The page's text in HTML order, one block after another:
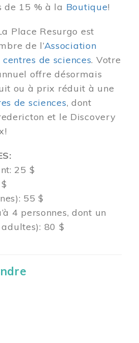
de 15 % à la Boutique!
Place Resurgo est
de l’Association
de sciences. Votre
offre désormais
ou à prix réduit à une
de sciences, dont
et le Discovery
25 $
55 $
4 personnes, dont un
80 $